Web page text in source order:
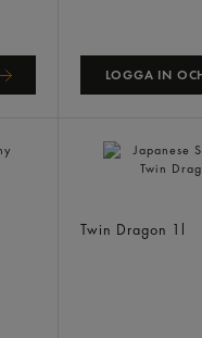
LOGGA IN
Twin Dragon 1l